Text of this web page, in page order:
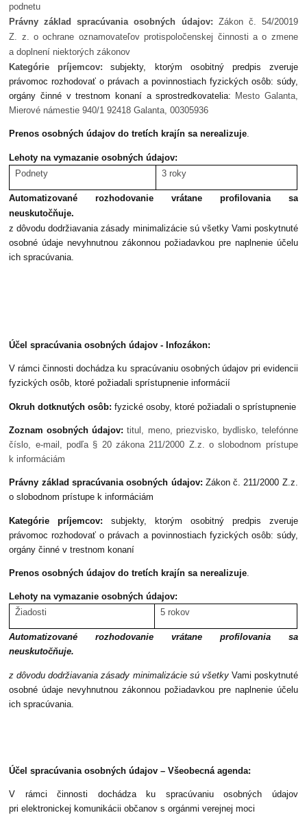
podnetu
Právny základ spracúvania osobných údajov: Zákon č. 54/20019
Z. z. o ochrane oznamovateľov protispoločenskej činnosti a o zmene
a doplnení niektorých zákonov
Kategórie príjemcov:
subjekty, ktorým osobitný predpis zveruje
právomoc rozhodovať o právach a povinnostiach fyzických osôb: súdy,
orgány činné v trestnom konaní a sprostredkovatelia: Mesto Galanta,
Mierové námestie 940/1 92418 Galanta, 00305936
Prenos osobných údajov do tretích krajín sa nerealizuje.
Lehoty na vymazanie osobných údajov:
Podnety
3 roky
Automatizované rozhodovanie vrátane profilovania sa
neuskutočňuje.
z dôvodu dodržiavania zásady minimalizácie sú všetky Vami poskytnuté
osobné údaje nevyhnutnou zákonnou požiadavkou pre naplnenie účelu
ich spracúvania.
Účel spracúvania osobných údajov - Infozákon:
V rámci činnosti dochádza ku spracúvaniu osobných údajov pri evidencii
fyzických osôb, ktoré požiadali sprístupnenie informácií
Okruh dotknutých osôb:fyzické osoby, ktoré požiadali o sprístupnenie
Zoznam osobných údajov:titul, meno, priezvisko, bydlisko, telefónne
číslo, e-mail, podľa § 20 zákona 211/2000 Z.z. o slobodnom prístupe
k informáciám
Právny základ spracúvania osobných údajov: Zákon č. 211/2000 Z.z.
o slobodnom prístupe k informáciám
Kategórie príjemcov: subjekty, ktorým osobitný predpis zveruje
právomoc rozhodovať o právach a povinnostiach fyzických osôb: súdy,
orgány činné v trestnom konaní
Prenos osobných údajov do tretích krajín sa nerealizuje
Lehoty na vymazanie osobných údajov:
Žiadosti
5 rokov
Automatizované rozhodovanie vrátane profilovania sa
neuskutočňuje.
z dôvodu dodržiavania zásady minimalizácie sú všetkyVami poskytnuté
osobné údaje nevyhnutnou zákonnou požiadavkou pre naplnenie účelu
ich spracúvania.
Účel spracúvania osobných údajov – Všeobecná agenda:
V rámci činnosti dochádza ku spracúvaniu osobných údajov
pri elektronickej komunikácii občanov s orgánmi verejnej moci